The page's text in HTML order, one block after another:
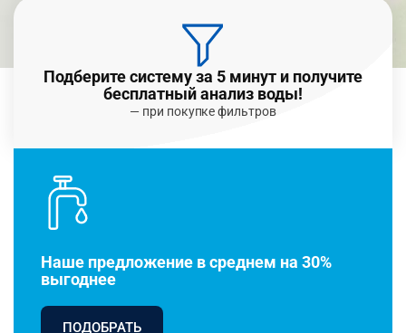
Подберите систему за 5 минут и получите
бесплатный анализ воды!
— при покупке фильтров
Наше предложение в среднем на 30%
выгоднее
ПОДОБРАТЬ